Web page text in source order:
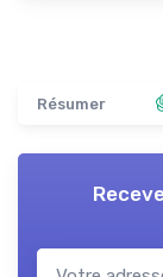
Résumer